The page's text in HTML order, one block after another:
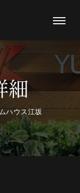
細
ハウス江坂